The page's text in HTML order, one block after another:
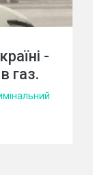
-
газ.